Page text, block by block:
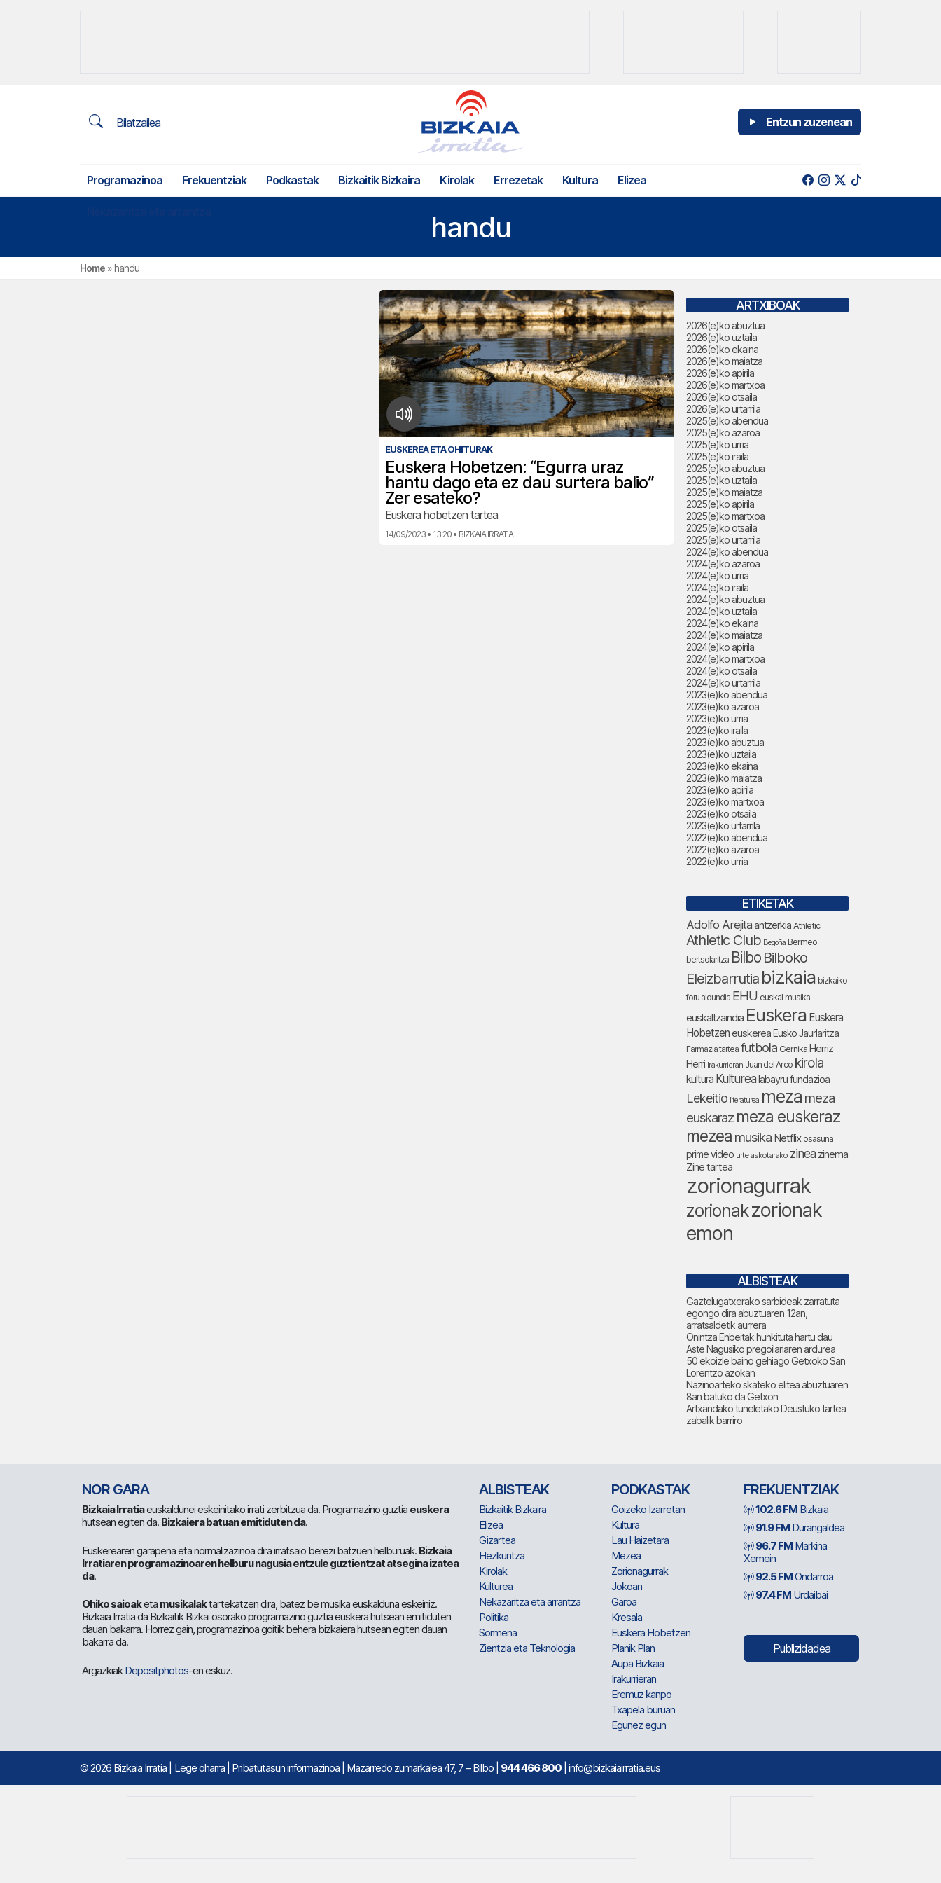
Bilatzailea Entzun zuzenean
Programazinoa Frekuentziak Podkastak Bizkaitik Bizkaira Kirolak Errezetak Kultura Elizea
handu
Home »handu
EUSKEREA ETA OHITURAK
Euskera Hobetzen: “Egurra uraz
hantu dago eta ez dau surtera balio”
Zer esateko?
Euskera hobetzen tartea
14/09/2023 • 13:20 • BIZKAIA IRRATIA
ARTXIBOAK
2026(e)ko abuztua
2026(e)ko uztaila
2026(e)ko ekaina
2026(e)ko maiatza
2026(e)ko apirila
2026(e)ko martxoa
2026(e)ko otsaila
2026(e)ko urtarrila
2025(e)ko abendua
2025(e)ko azaroa
2025(e)ko urria
2025(e)ko iraila
2025(e)ko abuztua
2025(e)ko uztaila
2025(e)ko maiatza
2025(e)ko apirila
2025(e)ko martxoa
2025(e)ko otsaila
2025(e)ko urtarrila
2024(e)ko abendua
2024(e)ko azaroa
2024(e)ko urria
2024(e)ko iraila
2024(e)ko abuztua
2024(e)ko uztaila
2024(e)ko ekaina
2024(e)ko maiatza
2024(e)ko apirila
2024(e)ko martxoa
2024(e)ko otsaila
2024(e)ko urtarrila
2023(e)ko abendua
2023(e)ko azaroa
2023(e)ko urria
2023(e)ko iraila
2023(e)ko abuztua
2023(e)ko uztaila
2023(e)ko ekaina
2023(e)ko maiatza
2023(e)ko apirila
2023(e)ko martxoa
2023(e)ko otsaila
2023(e)ko urtarrila
2022(e)ko abendua
2022(e)ko azaroa
2022(e)ko urria
ETIKETAK
Adolfo Arejitaantzerkia Athletic
Athletic Club Begoña Bermeo
bertsolaritza Bilbo Bilboko
Eleizbarrutia bizkaia bizkaiko
foru aldundia EHU euskal musika
euskaltzaindia Euskera Euskera
Hobetzen euskerea Eusko Jaurlaritza
Farmazia tartea futbola Gernika Herriz
Herri Irakurrieran Juan del Arco kirola
kultura Kulturea labayru fundazioa
Lekeitio literaturea meza meza
euskaraz meza euskeraz
mezea musika Netflix osasuna
prime video urte askotarako zineazinema
Zine tartea
zorionagurrak
zorionakzorionak
emon
ALBISTEAK
Gaztelugatxerako sarbideak zarratuta
egongo dira abuztuaren 12an,
arratsaldetik aurrera
Onintza Enbeitak hunkituta hartu dau
Aste Nagusiko pregoilariaren ardurea
50 ekoizle baino gehiago Getxoko San
Lorentzo azokan
Nazinoarteko skateko elitea abuztuaren
8an batuko da Getxon
Artxandako tuneletako Deustuko tartea
zabalik barriro
NOR GARA
Bizkaia Irratiaeuskaldunei eskeinitako irrati zerbitzua da. Programazino guztia euskera
hutsean egiten da. Bizkaiera batuan emitiduten da.
Euskerearen garapena eta normalizazinoa dira irratsaio berezi batzuen helburuak. Bizkaia
Irratiaren programazinoaren helburu nagusia entzule guztientzat atsegina izatea
da.
Ohiko saioaketa musikalaktartekatzen dira, batez be musika euskalduna eskeiniz.
Bizkaia Irratia da Bizkaitik Bizkai osorako programazino guztia euskera hutsean emitiduten
dauan bakarra. Horrez gain, programazinoa goitik behera bizkaiera hutsean egiten dauan
bakarra da.
ArgazkiakDepositphotos-en eskuz.
ALBISTEAK
Bizkaitik Bizkaira
Elizea
Gizartea
Hezkuntza
Kirolak
Kulturea
Nekazaritza eta arrantza
Politika
Sormena
Zientzia eta Teknologia
PODKASTAK
Goizeko Izarretan
Kultura
Lau Haizetara
Mezea
Zorionagurrak
Jokoan
Garoa
Kresala
Euskera Hobetzen
Planik Plan
Aupa Bizkaia
Irakurrieran
Eremuz kanpo
Txapela buruan
Egunez egun
FREKUENTZIAK
102.6 FM Bizkaia
91.9 FM Durangaldea
96.7 FM Markina
Xemein
92.5 FMOndarroa
97.4 FM Urdaibai
Publizidadea
© 2026 Bizkaia Irratia Lege oharra Pribatutasun informazinoa | Mazarredo zumarkalea 47, 7 – Bilbo | 944 466 800 | info@bizkaiairratia.eus